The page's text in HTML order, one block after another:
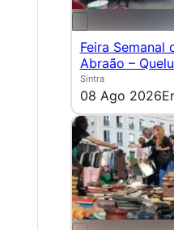
Feira Semanal
Abraão –
Sintra
08 Ago 2026